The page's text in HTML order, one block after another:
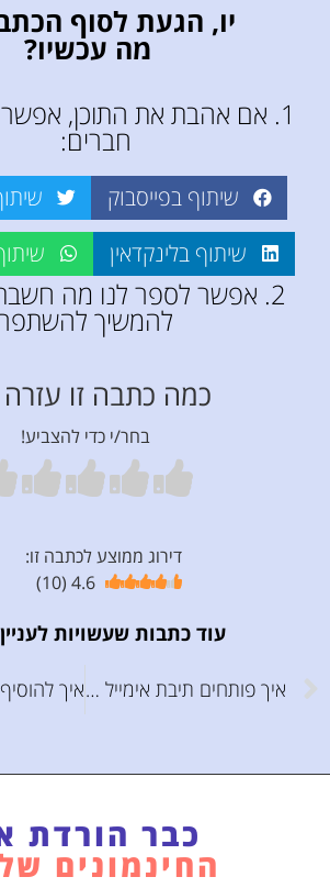
יו, הגעת לסוף
מה עכשיו?
1. אם אהבת את התוכן,
חברים:
שיתוף בפייסבוק
שיתוף בלינקדאין
2. אפשר לספר לנו מה
להמשיך
כמה כתבה זו
בחר/י כדי להצביע!
דירוג ממוצע לכתבה זו:
4.6
(
10
)
עוד כתבות שעשויות
איך פותחים תיבת אימייל עסקית ומחברים אותה לג׳ימייל
כבר הורדת
החינמונים